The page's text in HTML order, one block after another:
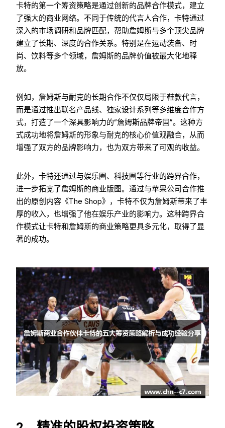
卡特的第一个筹资策略是通过创新的品牌合作模式，建立
了强大的商业网络。不同于传统的代言人合作，卡特通过
深入的市场调研和品牌匹配，帮助詹姆斯与多个顶尖品牌
建立了长期、深度的合作关系。特别是在运动装备、时
尚、饮料等多个领域，詹姆斯的品牌价值被最大化地释
放。
例如，詹姆斯与耐克的长期合作不仅仅局限于鞋款代言，
而是通过推出联名产品线、独家设计系列等多维度合作方
式，打造了一个深具影响力的“詹姆斯品牌帝国”。这种方
式成功地将詹姆斯的形象与耐克的核心价值观融合，从而
增强了双方的品牌影响力，也为双方带来了可观的收益。
此外，卡特还通过与娱乐圈、科技圈等行业的跨界合作，
进一步拓宽了詹姆斯的商业版图。通过与苹果公司合作推
出的原创内容《the Shop》，卡特不仅为詹姆斯带来了丰
厚的收入，也增强了他在娱乐产业的影响力。这种跨界合
作模式让卡特和詹姆斯的商业策略更具多元化，取得了显
著的成功。